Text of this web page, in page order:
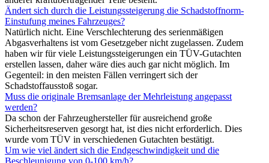
Ändert sich durch die Leistungssteigerung die Schadstoffnorm-
Einstufung meines Fahrzeuges?
Natürlich nicht. Eine Verschlechterung des serienmäßigen
Abgasverhaltens ist vom Gesetzgeber nicht zugelassen. Zudem
haben wir für viele Leistungssteigerungen ein TÜV-Gutachten
erstellen lassen, daher wäre dies auch gar nicht möglich. Im
Gegenteil: in den meisten Fällen verringert sich der
Schadstoffausstoß sogar.
Muss die originale Bremsanlage der Mehrleistung angepasst
werden?
Da schon der Fahrzeughersteller für ausreichend große
Sicherheitsreserven gesorgt hat, ist dies nicht erforderlich. Dies
wurde vom TÜV in verschiedenen Gutachten bestätigt.
Um wie viel ändert sich die Endgeschwindigkeit und die
Beschleunigung von 0-100 km/h?